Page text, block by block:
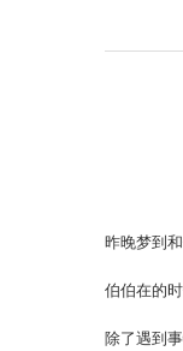
昨晚梦到
伯伯在的
除了遇到